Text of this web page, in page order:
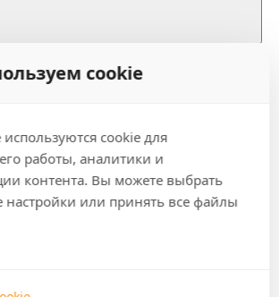
и свяжемся с вами по указанному
cookie
используются cookie для
работы, аналитики и
контента. Вы можете выбрать
или принять все файлы